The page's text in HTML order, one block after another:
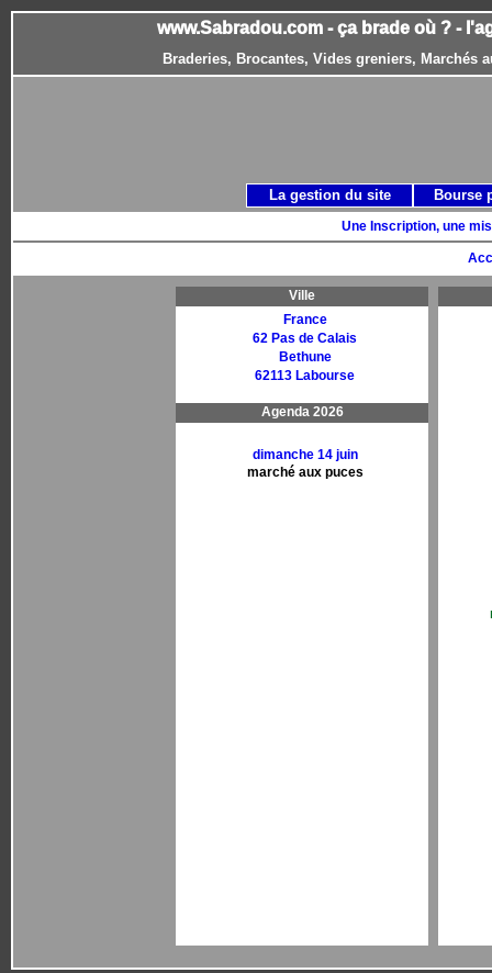
www.Sabradou.com - ça brade où ? -
Braderies, Brocantes, Vides greniers, Marchés
Une Inscription, une
Ville
France
62 Pas de Calais
Bethune
62113 Labourse
Agenda 2026
dimanche 14 juin
marché aux puces
La gestion du site Bourse